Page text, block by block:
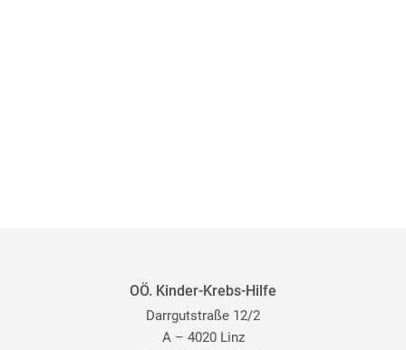
OÖ. Kinder-Krebs-Hilfe
Darrgutstraße 12/2
A – 4020 Linz